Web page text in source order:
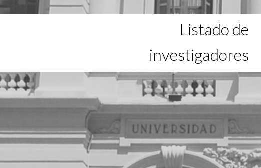
Listado de
investigadores